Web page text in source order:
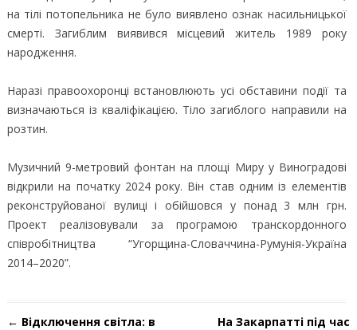
на тілі потопельника не було виявлено ознак насильницької
смерті. Загиблим виявився місцевий житель 1989 року
народження.
Наразі правоохоронці встановлюють усі обставини події та
визначаються із кваліфікацією. Тіло загиблого направили на
розтин.
Музичний 9-метровий фонтан на площі Миру у Виноградові
відкрили на початку 2024 року. Він став одним із елементів
реконструйованої вулиці і обійшовся у понад 3 млн грн.
Проект реалізовували за програмою транскордонного
співробітництва “Угорщина-Словаччина-Румунія-Україна
2014–2020”.
Навігація по запису
← Відключення світла: в
На Закарпатті під час